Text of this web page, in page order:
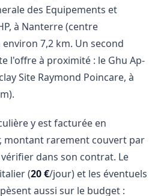
des Equipements et
à Nanterre (centre
7,2 km. Un second
l'offre à proximité : le Ghu Ap-
Site Raymond Poincare, à
y est facturée en
montant rarement couvert par
dans son contrat. Le
(20 €/jour) et les éventuels
aussi sur le budget :